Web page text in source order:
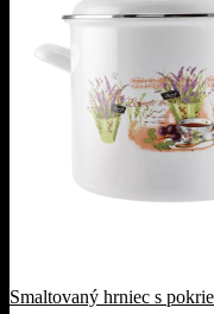
Smaltovaný hrniec s